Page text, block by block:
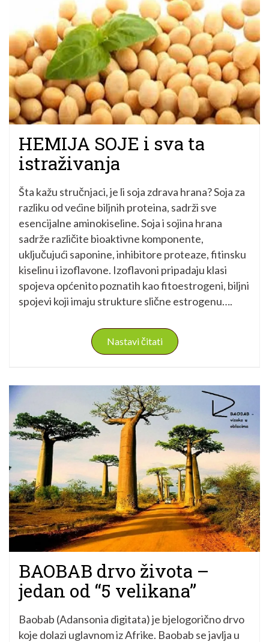
HEMIJA SOJE i sva ta
istraživanja
Šta kažu stručnjaci, je li soja zdrava hrana? Soja za
razliku od većine biljnih proteina, sadrži sve
esencijalne aminokiseline. Soja i sojina hrana
sadrže različite bioaktivne komponente,
uključujući saponine, inhibitore proteaze, fitinsku
kiselinu i izoflavone. Izoflavoni pripadaju klasi
spojeva općenito poznatih kao fitoestrogeni, biljni
spojevi koji imaju strukture slične estrogenu….
Nastavi čitati
BAOBAB drvo života –
jedan od “5 velikana”
Baobab (Adansonia digitata) je bjelogorično drvo
koje dolazi uglavnom iz Afrike. Baobab se javlja u